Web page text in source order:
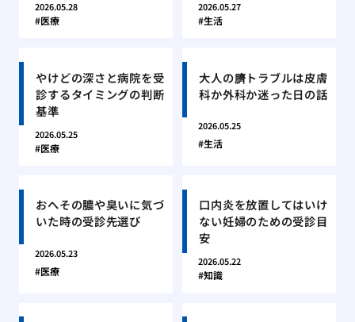
2026.05.28
医療
2026.05.27
生活
やけどの深さと病院を受
診するタイミングの判断
基準
2026.05.25
医療
大人の臍トラブルは皮膚
科か外科か迷った日の話
2026.05.25
生活
おへその膿や臭いに気づ
いた時の受診先選び
2026.05.23
医療
口内炎を放置してはいけ
ない妊婦のための受診目
安
2026.05.22
知識